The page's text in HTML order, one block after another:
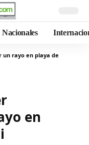
Nacionales
rayo en playa de
en